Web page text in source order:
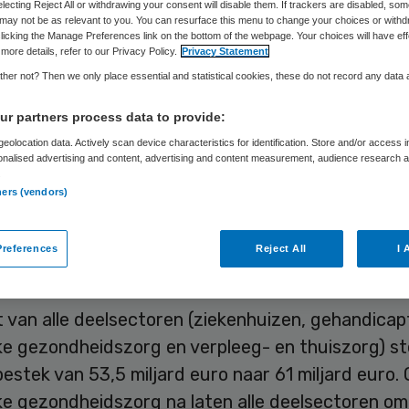
Skipr Redactie 11 april 2019,07:15 71 keer gelezen
van de Nederlandse ziekenhuizen is in zes jaar
gegroeid, van 21,3 naar 27,5 miljard euro.
de grootste groeier in de zorg, stelt
bijna 1200 jaarverslagen van zorgorganisaties
2011 en 2017.
van alle deelsectoren (ziekenhuizen,
gezondheidszorg en verpleeg- en thuiszorg)
van 53,5 miljard euro naar 61 miljard euro.
gezondheidszorg na laten alle deelsectoren
Reject All or withdrawing your consent will disable them. If trackers are disabled,
not be as relevant to you. You can resurface this menu to change your choices or
the Manage Preferences link on the bottom of the webpage. Your choices will have
details, refer to our Privacy Policy. Privacy Statement
not? Then we only place essential and statistical cookies, these do not record any data
partners process data to provide:
data. Actively scan device characteristics for identification. Store and/or access
advertising and content, advertising and content measurement, audience research
(vendors)
Reject All I